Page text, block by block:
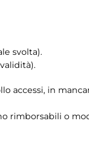
svolta).
accessi, in
rimborsabili o